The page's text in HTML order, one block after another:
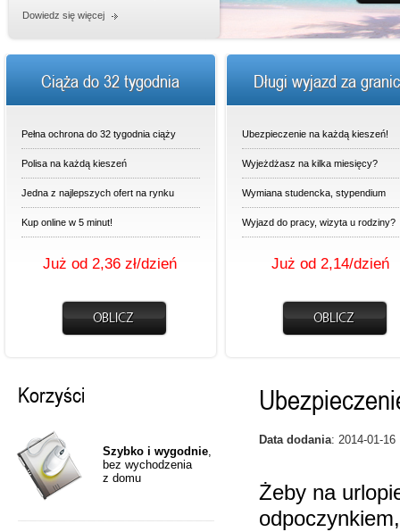
Dowiedz się więcej
Ciąża do 32 tygodnia
Pełna ochrona do 32 tygodnia ciąży
Polisa na każdą kieszeń
Jedna z najlepszych ofert na rynku
Kup online w 5 minut!
Już od 2,36 zł/dzień
Długi wyjazd za
Ubezpieczenie na każdą kieszeń!
Wyjeżdżasz na kilka miesięcy?
Wymiana studencka, stypendium
Wyjazd do pracy, wizyta u rodziny?
Już od 2,14/dzień
Korzyści
Szybko i wygodnie,
bez wychodzenia
z domu
Data dodania: 2014-01-16
Żeby na